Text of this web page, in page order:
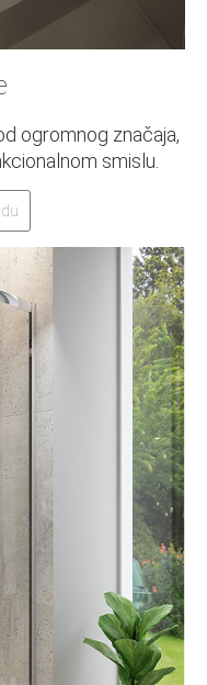
ogromnog značaja,
smislu.